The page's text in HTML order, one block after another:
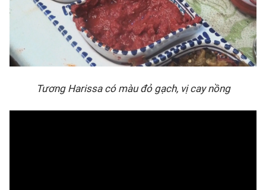
Tương Harissa có màu đỏ gạch, vị cay nồng